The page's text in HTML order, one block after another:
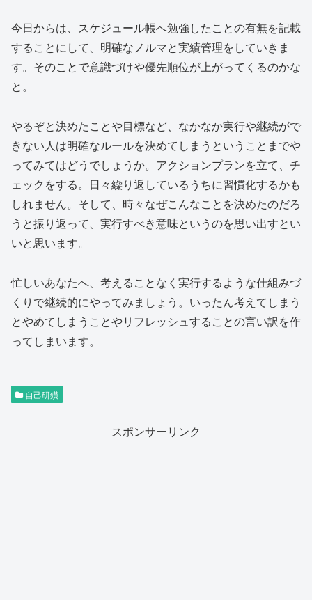
今日からは、スケジュール帳へ勉強したことの有無を記載
することにして、明確なノルマと実績管理をしていきま
す。そのことで意識づけや優先順位が上がってくるのかな
と。
やるぞと決めたことや目標など、なかなか実行や継続がで
きない人は明確なルールを決めてしまうということまでや
ってみてはどうでしょうか。アクションプランを立て、チ
ェックをする。日々繰り返しているうちに習慣化するかも
しれません。そして、時々なぜこんなことを決めたのだろ
うと振り返って、実行すべき意味というのを思い出すとい
いと思います。
忙しいあなたへ、考えることなく実行するような仕組みづ
くりで継続的にやってみましょう。いったん考えてしまう
とやめてしまうことやリフレッシュすることの言い訳を作
ってしまいます。
自己研鑽
スポンサーリンク